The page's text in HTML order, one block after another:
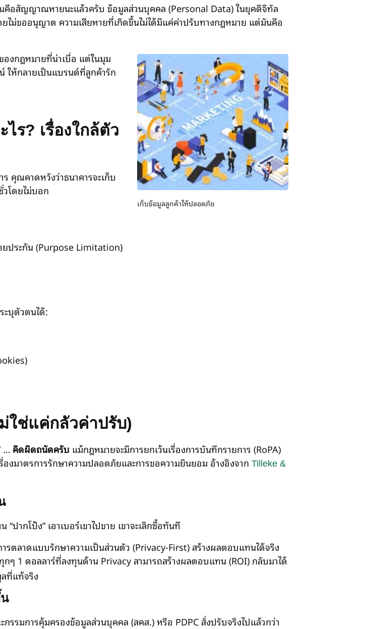
อสัญญาณหายนะแล้วครับ ข้อมูลส่วนบุคคล (Personal Data) ในยุคดิจิทัล
ไม่ขออนุญาต ความเสียหายที่เกิดขึ้นไม่ได้มีแค่ค่าปรับทางกฎหมาย แต่มันคือ
เก็บข้อมูลลูกค้าให้ปลอดภัย
องกฎหมายที่น่าเบื่อ แต่ในมุม
ให้กลายเป็นแบรนด์ที่ลูกค้ารัก
ร? เรื่องใกล้ตัว
คุณคาดหวังว่าธนาคารจะเก็บ
วโดยไม่บอก
ยประกัน (Purpose Limitation)
ะบุตัวตนได้:
ใช่แค่กลัวค่าปรับ)
… คิดผิดถนัดครับ แม้กฎหมายจะมีการยกเว้นเรื่องการบันทึกรายการ (RoPA)
องมาตรการรักษาความปลอดภัยและการขอความยินยอม อ้างอิงจาก Tilleke &
ปากโป้ง” เอาเบอร์เขาไปขาย เขาจะเลิกซื้อทันที
ตลาดแบบรักษาความเป็นส่วนตัว (Privacy-First) สร้างผลตอบแทนได้จริง
ๆ 1 ดอลลาร์ที่ลงทุนด้าน Privacy สามารถสร้างผลตอบแทน (ROI) กลับมาได้
ลที่แท้จริง
รมการคุ้มครองข้อมูลส่วนบุคคล (สคส.) หรือ PDPC สั่งปรับจริงไปแล้วกว่า